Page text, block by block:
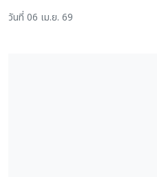
วันที่ 06 เม.ย. 69